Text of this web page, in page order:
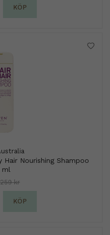
KÖP
Hair Nourishing Shampoo
ml
259 kr
KÖP